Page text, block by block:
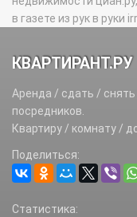
в газете из рук в руки
КВАРТИРАНТ.РУ
Аренда / сдать /
посредников.
Квартиру / комнату /
Поделиться:
Статистика: